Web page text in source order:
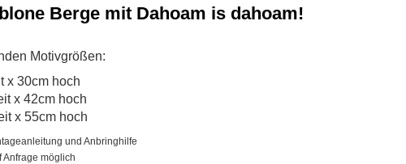
Berge mit Dahoam is dahoam!
Motivgrößen:
x 30cm hoch
x 42cm hoch
x 55cm hoch
und Anbringhilfe
Anfrage möglich